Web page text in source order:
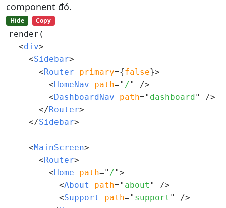
component đó.
Hide Copy
render(
<div>
<Sidebar>
<Router primary={false}>
<HomeNav path=" /"
/>
<DashboardNav path=" dashboard "
/>
</Router>
</Sidebar>
<MainScreen>
<Router>
<Home path=" /">
<About path=" about "
/>
<Support path=" support "
/>